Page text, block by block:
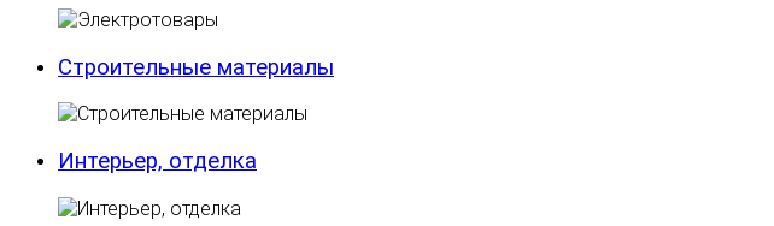
Строительные материалы
Интерьер, отделка